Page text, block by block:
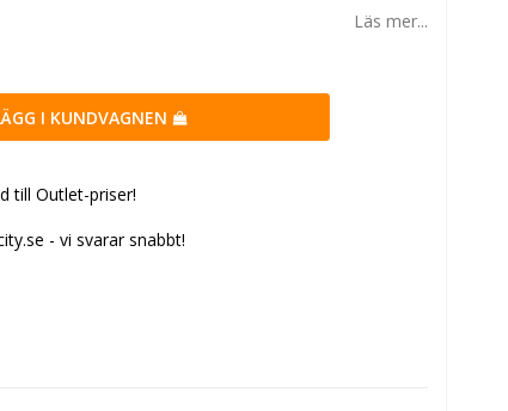
Läs mer...
I KUNDVAGNEN
till Outlet-priser!
- vi svarar snabbt!